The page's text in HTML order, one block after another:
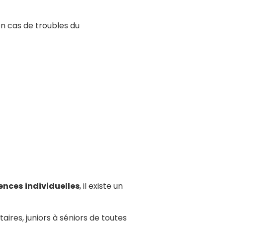
cas de troubles du
individuelles, il existe un
juniors à séniors de toutes